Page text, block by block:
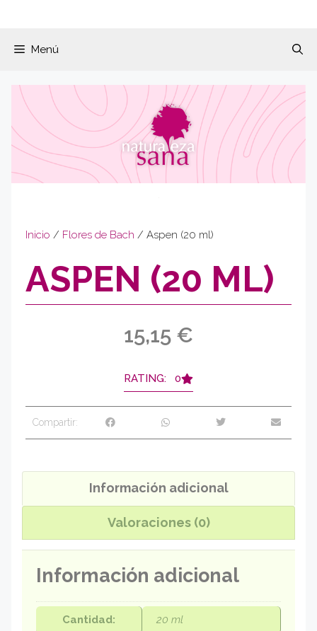
Menú
Inicio / Flores de Bach / Aspen (20 ml)
ASPEN (20 ML)
15,15 €
RATING: 0
Compartir:
Información adicional
Valoraciones (0)
Información adicional
Cantidad: 20 ml